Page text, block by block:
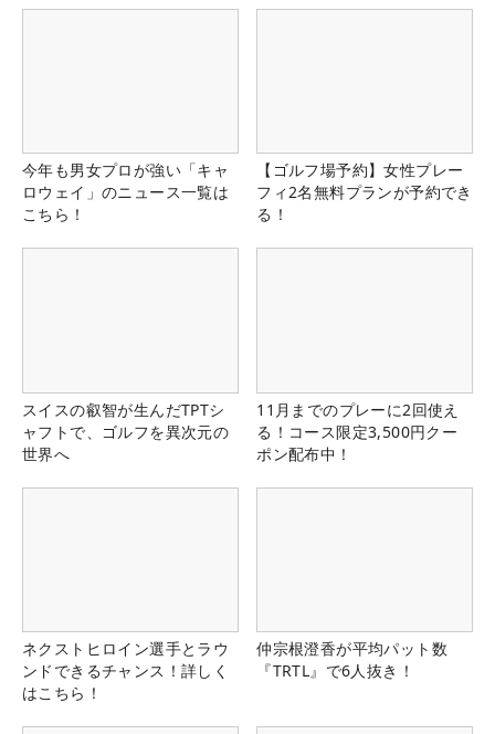
今年も男女プロが強い「キャ
ロウェイ」のニュース一覧は
こちら！
【ゴルフ場予約】女性プレー
フィ2名無料プランが予約でき
る！
スイスの叡智が生んだTPTシ
ャフトで、ゴルフを異次元の
世界へ
11月までのプレーに2回使え
る！コース限定3,500円クー
ポン配布中！
ネクストヒロイン選手とラウ
ンドできるチャンス！詳しく
はこちら！
仲宗根澄香が平均パット数
『TRTL』で6人抜き！